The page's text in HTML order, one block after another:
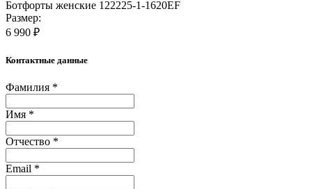
Ботфорты женские 122225-1-1620EF
Размер:
6 990 ₽
Контактные данные
Фамилия *
Имя *
Отчество *
Email *